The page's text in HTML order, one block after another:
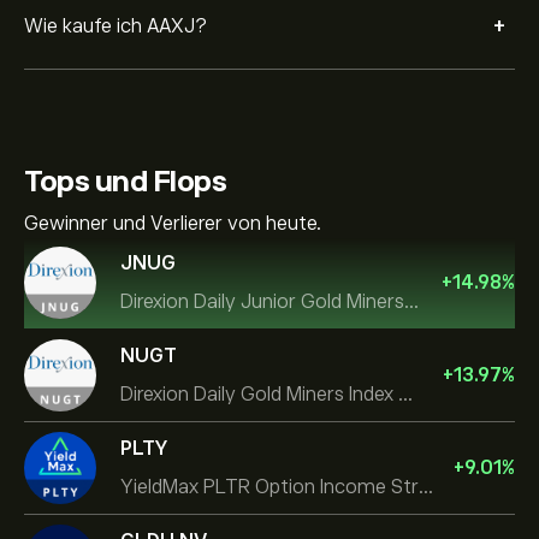
Wie kaufe ich AAXJ? +
Tops und Flops
Gewinner und Verlierer von heute.
JNUG
Direxion Daily Junior Gold Miners Index Bull 2X ETF
+14.98%
NUGT
Direxion Daily Gold Miners Index Bull 2X ETF
+13.97%
PLTY
YieldMax PLTR Option Income Strategy ETF
+9.01%